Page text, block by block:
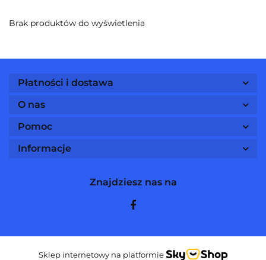
Brak produktów do wyświetlenia
Płatności i dostawa
O nas
Pomoc
Informacje
Znajdziesz nas na
Sklep internetowy na platformie